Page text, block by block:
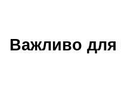
Важливо для